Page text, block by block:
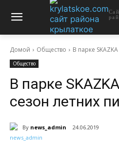
Домой Общество В парке
Общество
В парке
сезон летних
By news_admin 24.06.2019